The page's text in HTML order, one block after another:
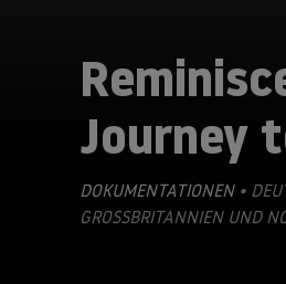
Journey
DOKUMENTATIONEN•
GROSSBRITANNIEN UND